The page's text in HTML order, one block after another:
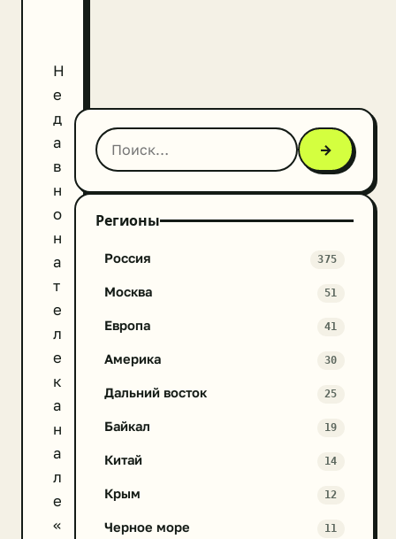
Н
е
д
а
в
н
о
н
а
т
е
л
е
к
а
н
а
л
е
«
→
Регионы
Россия 375
Москва 51
Европа 41
Америка 30
Дальний восток 25
Байкал 19
Китай 14
Крым 12
Черное море 11